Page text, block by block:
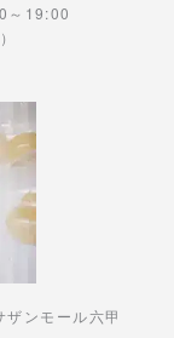
～19:00
ンモール六甲